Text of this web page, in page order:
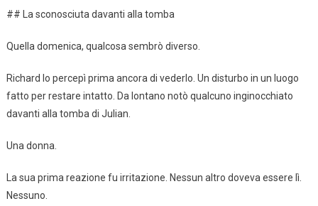
## La sconosciuta davanti alla tomba
Quella domenica, qualcosa sembrò diverso.
Richard lo percepì prima ancora di vederlo. Un disturbo in un luogo
fatto per restare intatto. Da lontano notò qualcuno inginocchiato
davanti alla tomba di Julian.
Una donna.
La sua prima reazione fu irritazione. Nessun altro doveva essere lì.
Nessuno.